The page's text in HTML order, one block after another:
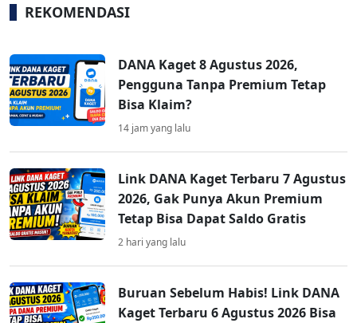
REKOMENDASI
DANA Kaget 8 Agustus 2026,
Pengguna Tanpa Premium Tetap
Bisa Klaim?
14 jam yang lalu
Link DANA Kaget Terbaru 7 Agustus
2026, Gak Punya Akun Premium
Tetap Bisa Dapat Saldo Gratis
2 hari yang lalu
Buruan Sebelum Habis! Link DANA
Kaget Terbaru 6 Agustus 2026 Bisa